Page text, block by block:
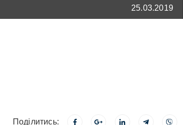
25.03.2019
Поділитись: